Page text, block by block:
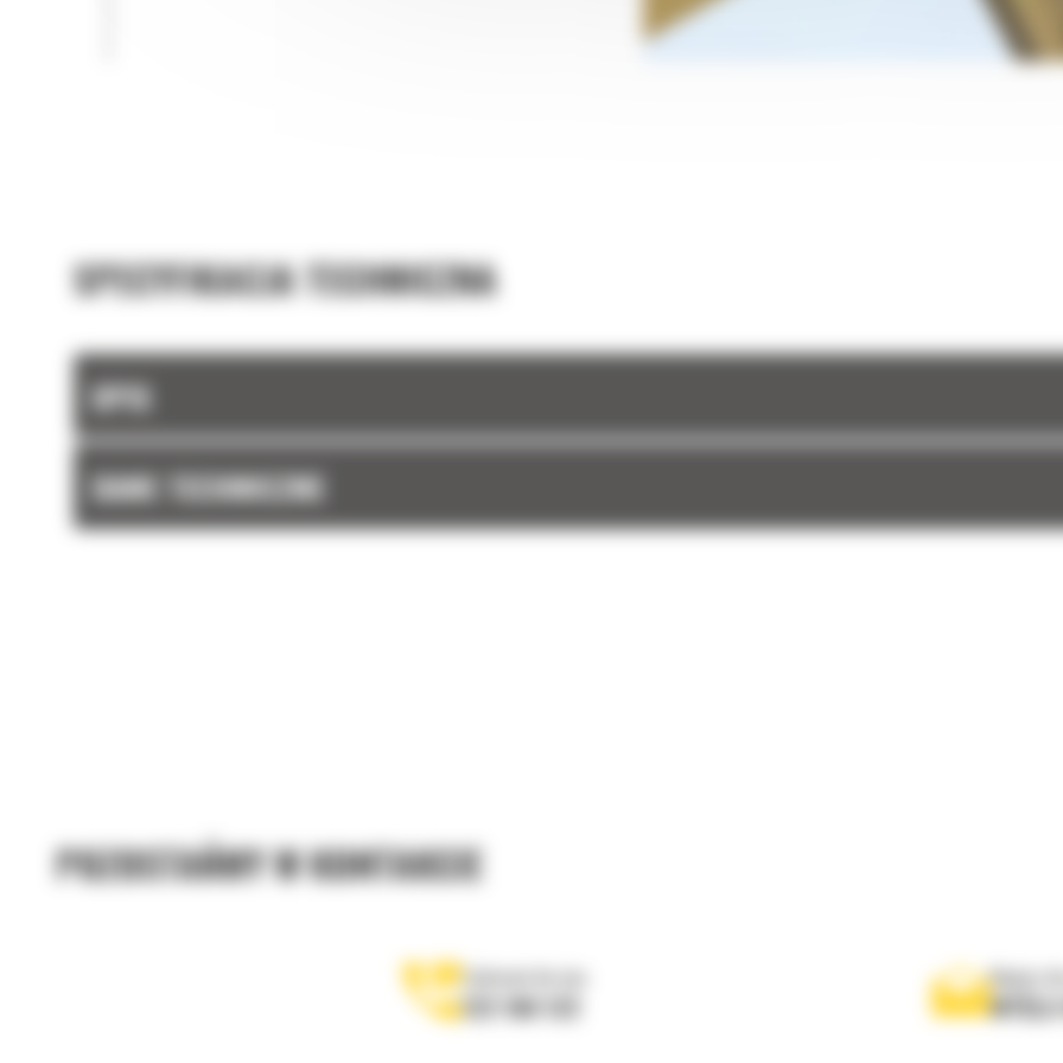
SPECYFIKACJA TECHNICZNA
OPIS
DANE TECHNICZNE
POZOSTAŃMY W KONTAKCIE
Zadzwoń do nas
122 100 122
Napisz